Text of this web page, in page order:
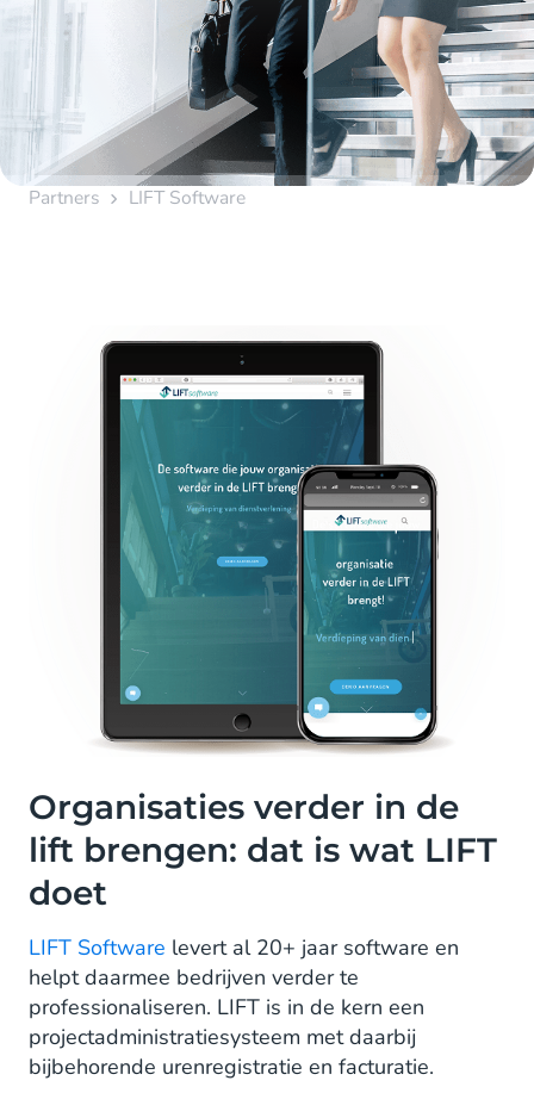
Partners LIFT Software
Organisaties verder in de
lift brengen: dat is wat LIFT
doet
LIFT Software levert al 20+ jaar software en
helpt daarmee bedrijven verder te
professionaliseren. LIFT is in de kern een
projectadministratiesysteem met daarbij
bijbehorende urenregistratie en facturatie.